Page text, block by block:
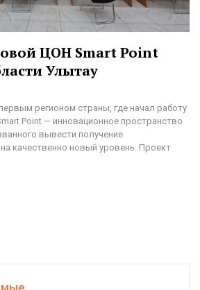
ЦОН Smart Point
Улытау
регионом страны, где начал работу
Point — инновационное пространство
вывести получение
на качественно новый уровень. Проект